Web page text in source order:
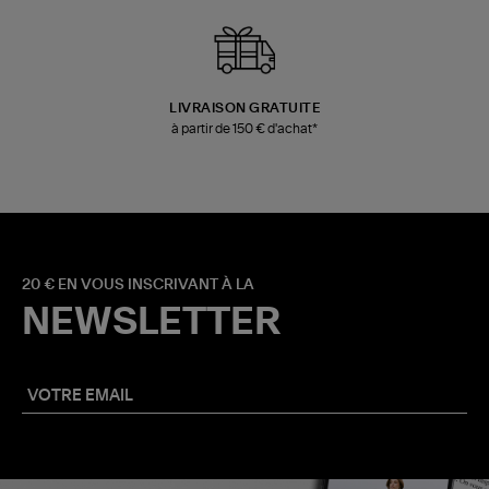
LIVRAISON GRATUITE
à partir de 150 € d'achat*
20 € EN VOUS INSCRIVANT À LA
NEWSLETTER